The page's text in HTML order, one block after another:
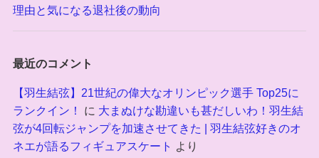
理由と気になる退社後の動向
最近のコメント
【羽生結弦】21世紀の偉大なオリンピック選手 Top25に
ランクイン！
に 大まぬけな勘違いも甚だしいわ！羽生結
弦が4回転ジャンプを加速させてきた | 羽生結弦好きのオ
ネエが語るフィギュアスケート より